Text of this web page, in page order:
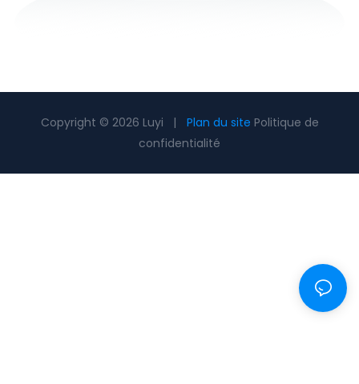
Copyright © 2026 Luyi | Plan du site Politique de
confidentialité